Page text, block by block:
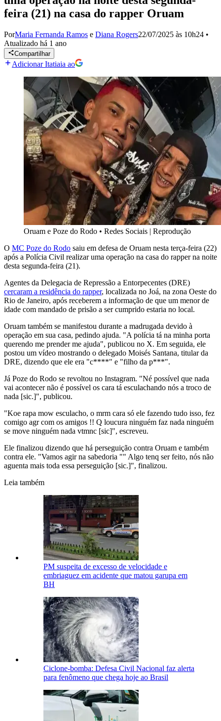
feira (21) na casa do rapper Oruam
PorMaria Fernanda Ramos e Diana Rogers22/07/2025 às 10h24 •
Atualizado há 1 ano
Compartilhar
Adicionar Itatiaia ao
Oruam e Poze do Rodo • Redes Sociais | Reprodução
O MC Poze do Rodo saiu em defesa de Oruam nesta terça-feira (22)
após a Polícia Civil realizar uma operação na casa do rapper na noite
desta segunda-feira (21).
Agentes da Delegacia de Repressão a Entorpecentes (DRE)
cercaram a residência do rapper, localizada no Joá, na zona Oeste do
Rio de Janeiro, após receberem a informação de que um menor de
idade com mandado de prisão a ser cumprido estaria no local.
Oruam também se manifestou durante a madrugada devido à
operação em sua casa, pedindo ajuda. "A polícia tá na minha porta
querendo me prender me ajuda", publicou no X. Em seguida, ele
postou um vídeo mostrando o delegado Moisés Santana, titular da
DRE, dizendo que ele era "c****" e "filho da p***".
Já Poze do Rodo se revoltou no Instagram. "Né possível que nada
vai acontecer não é possível os cara tá esculachando nós a troco de
nada [sic.]", publicou.
"Koe rapa mow esculacho, o mrm cara só ele fazendo tudo isso, fez
comigo agr com os amigos !! Q loucura ninguém faz nada ninguém
se move ninguém nada vtmnc [sic]", escreveu.
Ele finalizou dizendo que há perseguição contra Oruam e também
contra ele. "Vamos agir na sabedoria "" Algo tenq ser feito, nós não
aguenta mais toda essa perseguição [sic.]", finalizou.
Leia também
PM suspeita de excesso de velocidade e
embriaguez em acidente que matou garupa em
BH
Ciclone-bomba: Defesa Civil Nacional faz alerta
para fenômeno que chega hoje ao Brasil